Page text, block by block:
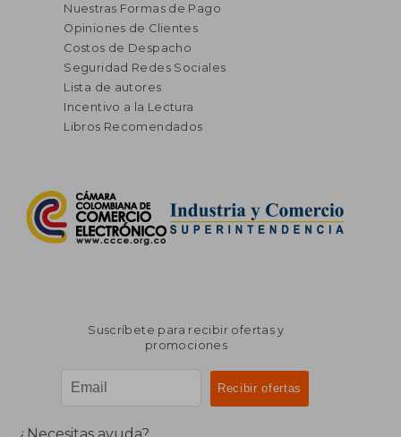
Nuestras Formas de Pago
Opiniones de Clientes
Costos de Despacho
Seguridad Redes Sociales
Lista de autores
Incentivo a la Lectura
Libros Recomendados
Suscríbete para recibir ofertas y
promociones